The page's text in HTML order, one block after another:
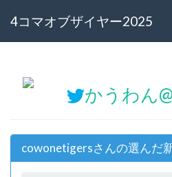
4コマオブザイヤー2025
かうわん
cowonetigersさんの選んだ